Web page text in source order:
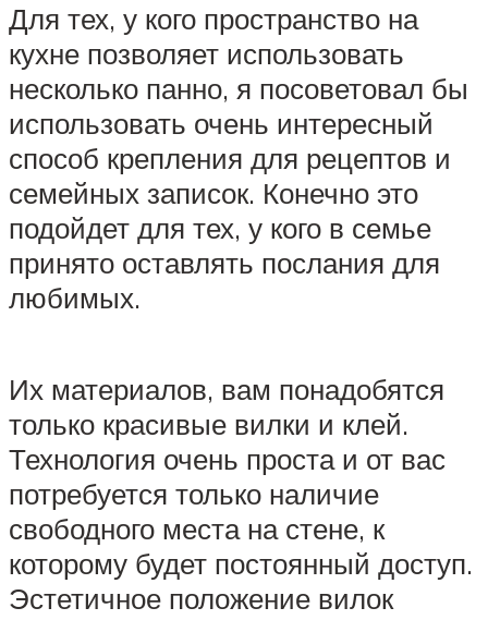
Для тех, у кого пространство на
кухне позволяет использовать
несколько панно, я посоветовал бы
использовать очень интересный
способ крепления для рецептов и
семейных записок. Конечно это
подойдет для тех, у кого в семье
принято оставлять послания для
любимых.
Их материалов, вам понадобятся
только красивые вилки и клей.
Технология очень проста и от вас
потребуется только наличие
свободного места на стене, к
которому будет постоянный доступ.
Эстетичное положение вилок